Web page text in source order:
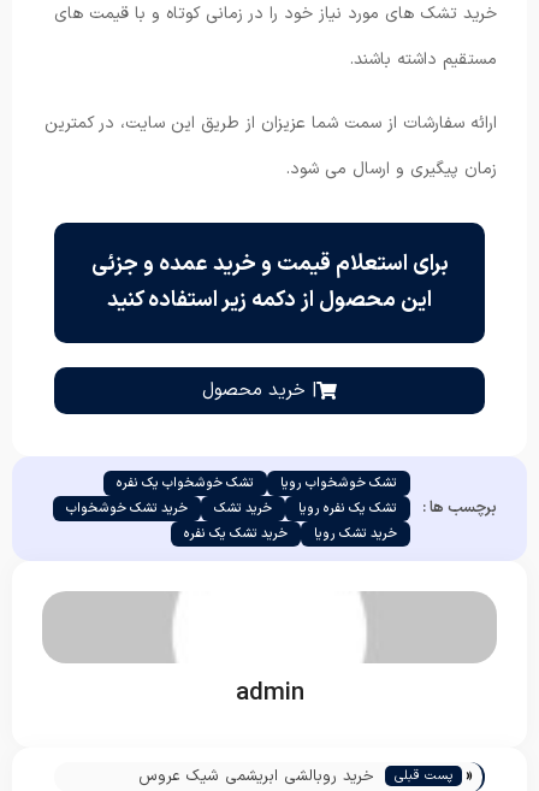
خرید تشک های مورد نیاز خود را در زمانی کوتاه و با قیمت های
مستقیم داشته باشند.
ارائه سفارشات از سمت شما عزیزان از طریق این سایت، در کمترین
زمان پیگیری و ارسال می شود.
برای استعلام قیمت و خرید عمده و جزئی
این محصول از دکمه زیر استفاده کنید
| خرید محصول
برچسب ها :
تشک خوشخواب رویا
تشک خوشخواب یک نفره
تشک یک نفره رویا
خرید تشک
خرید تشک خوشخواب
خرید تشک رویا
خرید تشک یک نفره
admin
« پست قبلی خرید روبالشی ابریشمی شیک عروس